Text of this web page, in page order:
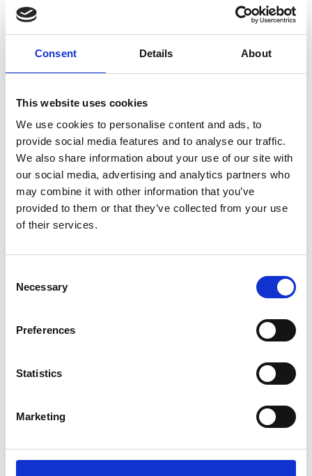
Consent Details About
This website uses cookies
We use cookies to personalise content and ads, to
provide social media features and to analyse our traffic.
We also share information about your use of our site with
our social media, advertising and analytics partners who
may combine it with other information that you’ve
provided to them or that they’ve collected from your use
of their services.
Selection
Necessary
Preferences
Statistics
Marketing
Productspecificaties
Voorraad
81
Artikelcode
98881
EAN
8003507988811
Stefanplast Antischrok bak, slow
Kies uw uitvoering
€5,95